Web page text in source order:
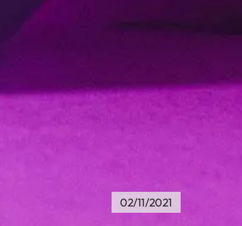
02/11/2021